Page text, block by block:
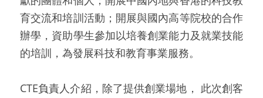
育交流和培訓活動；開展與國內高等院校的合作
辦學，資助學生參加以培養創業能力及就業技能
的培訓，為發展科技和教育事業服務。
CTE負責人介紹，除了提供創業場地， 此次創客